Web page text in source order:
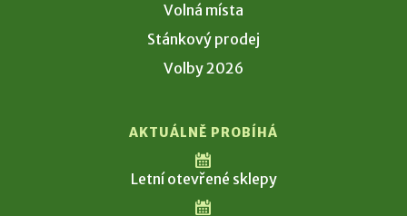
Volná místa
Stánkový prodej
Volby 2026
AKTUÁLNĚ PROBÍHÁ
Letní otevřené sklepy